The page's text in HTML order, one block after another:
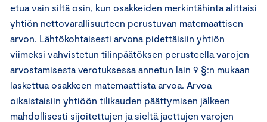
etua vain siltä osin, kun osakkeiden merkintähinta alittaisi
yhtiön nettovarallisuuteen perustuvan matemaattisen
arvon. Lähtökohtaisesti arvona pidettäisiin yhtiön
viimeksi vahvistetun tilinpäätöksen perusteella varojen
arvostamisesta verotuksessa annetun lain 9 §:n mukaan
laskettua osakkeen matemaattista arvoa. Arvoa
oikaistaisiin yhtiöön tilikauden päättymisen jälkeen
mahdollisesti sijoitettujen ja sieltä jaettujen varojen